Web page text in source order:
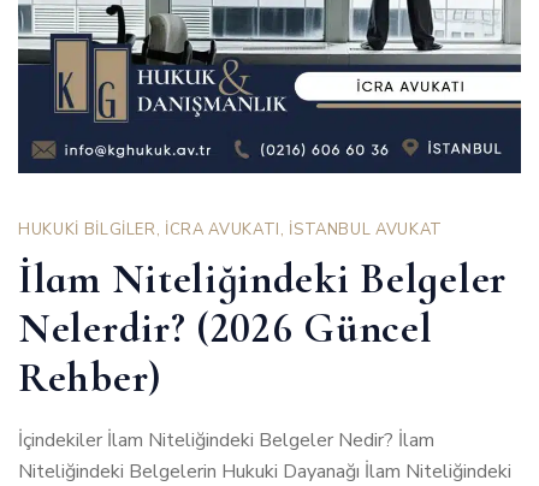
HUKUKİ BİLGİLER, İCRA AVUKATI, İSTANBUL AVUKAT
İlam Niteliğindeki Belgeler
Nelerdir? (2026 Güncel
Rehber)
İçindekiler İlam Niteliğindeki Belgeler Nedir? İlam
Niteliğindeki Belgelerin Hukuki Dayanağı İlam Niteliğindeki